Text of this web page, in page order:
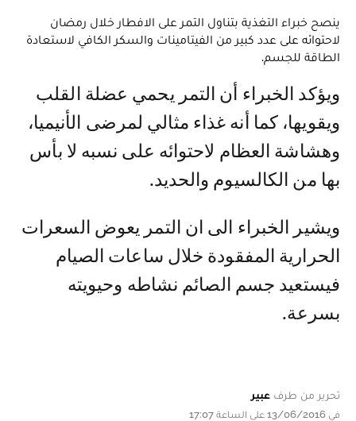
ينصح خبراء التغذية بتناول التمر على الافطار خلال رمضان
لاحتوائه على عدد كبير من الفيتامينات والسكر الكافي لاستعادة
الطاقة للجسم.
ويؤكد الخبراء أن التمر يحمي عضلة القلب
ويقويها، كما أنه غذاء مثالي لمرضى الأنيميا،
وهشاشة العظام لاحتوائه على نسبه لا بأس
بها من الكالسيوم والحديد.
ويشير الخبراء الى ان التمر يعوض السعرات
الحرارية المفقودة خلال ساعات الصيام
فيستعيد جسم الصائم نشاطه وحيويته
بسرعة.
تحرير من طرف عبير
في 13/06/2016 على الساعة 17:07